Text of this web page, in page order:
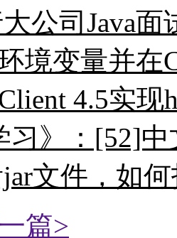
公司Java面
境变量并在
4.5实现
习》：[52]
文件，如
篇>